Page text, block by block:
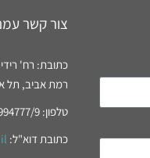
צור קשר
כתובת: רח' רידינג 23, בית
רמת אביב, תל
טלפון: 03-6994777/9 פקס: 03-6996821
כתובת דוא"ל: